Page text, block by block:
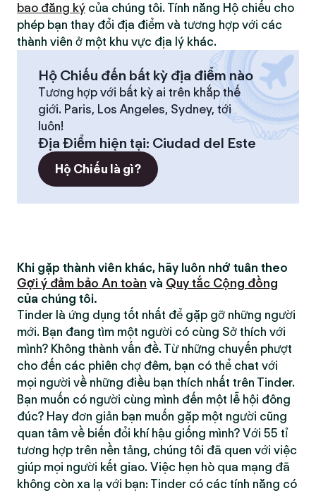
bao đăng ký của chúng tôi. Tính năng Hộ chiếu cho
phép bạn thay đổi địa điểm và tương hợp với các
thành viên ở một khu vực địa lý khác.
Hộ Chiếu đến bất kỳ địa điểm nào
Tương hợp với bất kỳ ai trên khắp thế
giới. Paris, Los Angeles, Sydney, tới
luôn!
Địa Điểm hiện tại: Ciudad del Este
Hộ Chiếu là gì?
Khi gặp thành viên khác, hãy luôn nhớ tuân theo
Gợi ý đảm bảo An toàn và Quy tắc Cộng đồng
của chúng tôi.
Tinder là ứng dụng tốt nhất để gặp gỡ những người
mới. Bạn đang tìm một người có cùng Sở thích với
mình? Không thành vấn đề. Từ những chuyến phượt
cho đến các phiên chợ đêm, bạn có thể chat với
mọi người về những điều bạn thích nhất trên Tinder.
Bạn muốn có người cùng mình đến một lễ hội đông
đúc? Hay đơn giản bạn muốn gặp một người cũng
quan tâm về biến đổi khí hậu giống mình? Với 55 tỉ
tương hợp trên nền tảng, chúng tôi đã quen với việc
giúp mọi người kết giao. Việc hẹn hò qua mạng đã
không còn xa lạ với bạn: Tinder có các tính năng có